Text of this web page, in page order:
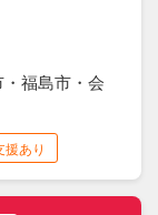
福島市・会
援あり